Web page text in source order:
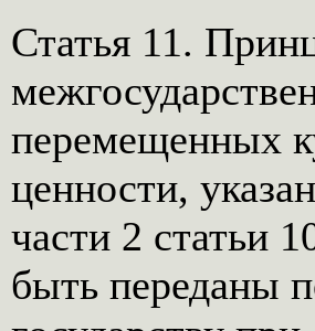
Статья 11.
перемещенных
ценности,
части 2 статьи
быть переданы